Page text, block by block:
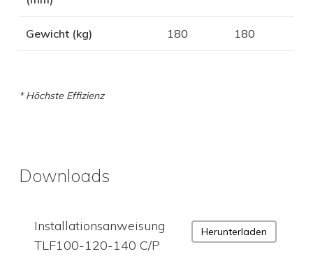
Gewicht (kg) 180 180
* Höchste Effizienz
Downloads
Installationsanweisung
TLF100-120-140 C/P
Herunterladen